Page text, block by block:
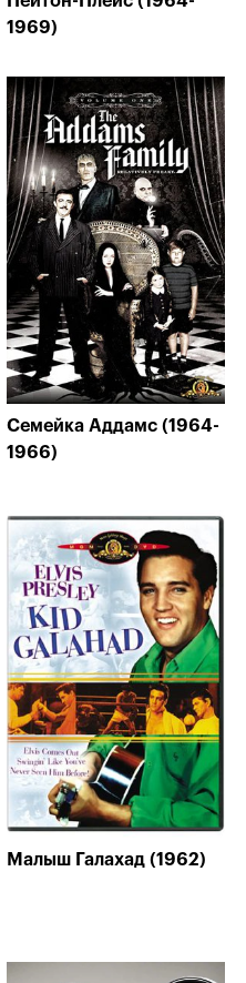
1969)
Семейка Аддамс (1964-
1966)
Малыш Галахад (1962)